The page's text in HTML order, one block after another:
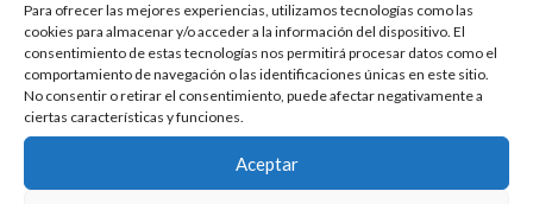
Para ofrecer las mejores experiencias, utilizamos tecnologías como las
cookies para almacenar y/o acceder a la información del dispositivo. El
consentimiento de estas tecnologías nos permitirá procesar datos como el
comportamiento de navegación o las identificaciones únicas en este sitio.
No consentir o retirar el consentimiento, puede afectar negativamente a
ciertas características y funciones.
Aceptar
personaje deGrace Kelly
respecto al de Cary Grant.
No es sólo una cuestión de
edad, sino del escaso tiempo
que permanecen juntos para
mínimamente.